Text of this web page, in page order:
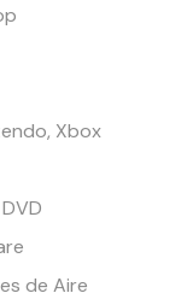
Xbox
de Aire